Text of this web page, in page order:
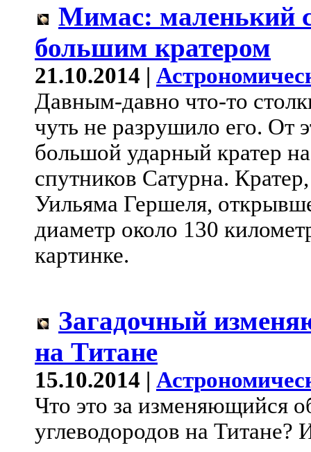
Мимас: маленький
большим кратером
21.10.2014 |
Давным-давно что-то
чуть не разрушило его. От
большой ударный кратер
спутников Сатурна.
Уильяма Гершеля,
диаметр около 130
картинке.
Загадочный
на Титане
15.10.2014 |
Что это за изменяющийся
углеводородов на